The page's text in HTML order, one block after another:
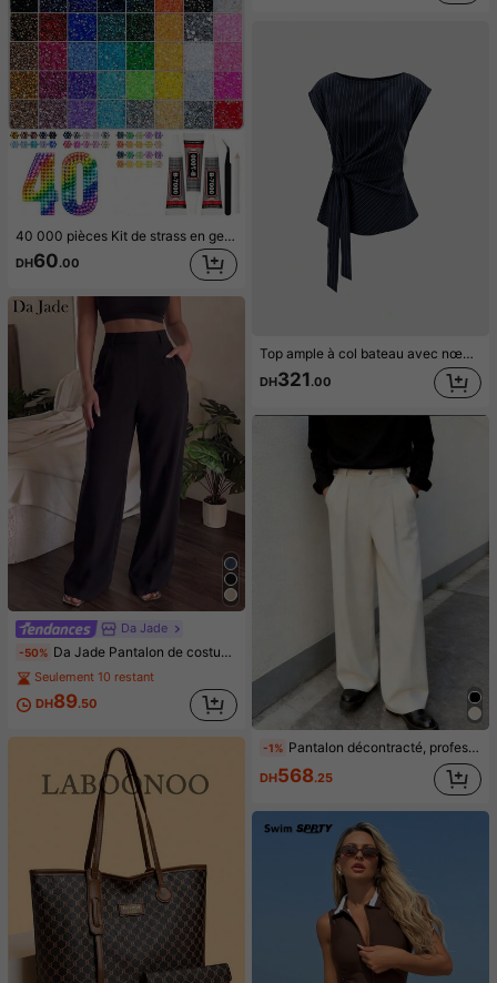
40 000 pièces Kit de strass en gelée, gemmes de résine multicolores à dos plat de 5 mm avec 3 pièces de colle B7000 de 10 ml pour l'art du diamant et l'artisanat
DH60.00
Da Jade
-50% Da Jade Pantalon de costume élégant pour femme multicolore à taille haute plissé jambes larges, jambes droites drapées avec fermeture éclair cachée, pantalon de bureau affaires rendez-vous avec poches latérales
Seulement 10 restant
DH89.50
Top ample à col bateau avec nœud devant rayé pour femmes, été, esthétique
DH321 .00
-1% Pantalon décontracté, professionnel et formel pour hommes, pantalon de costume minimaliste et polyvalent à la mode
DH568.25